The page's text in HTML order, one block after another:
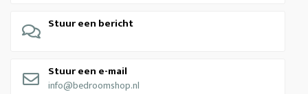
Stuur een bericht
Stuur een e-mail
info@bedroomshop.nl